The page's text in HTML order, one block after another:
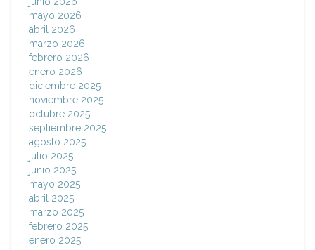
mayo 2026
abril 2026
marzo 2026
febrero 2026
enero 2026
diciembre 2025
noviembre 2025
octubre 2025
septiembre 2025
agosto 2025
julio 2025
junio 2025
mayo 2025
abril 2025
marzo 2025
febrero 2025
enero 2025